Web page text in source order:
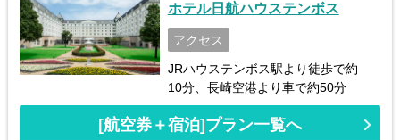
ホテル日航ハウステンボス
アクセス
JRハウステンボス駅より徒歩で約
10分、長崎空港より車で約50分
[航空券＋宿泊]プラン一覧へ